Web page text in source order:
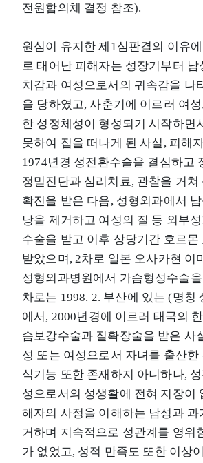
전원합의체 결정 참조).
원심이 유지한 제1심판결의 이유
로 태어난 피해자는 성장기부터 남
치감과 여성으로서의 귀속감을 나
을 당하였고, 사춘기에 이르러 여
한 성정체성이 형성되기 시작하면
못하여 집을 떠나게 된 사실, 피해
1974년경 성전환수술을 결심하고
정밀진단과 심리치료, 관찰을 거쳐
확진을 받은 다음, 성형외과에서
낭을 제거하고 여성의 질 등 외부
수술을 받고 이후 상당기간 호르몬
받았으며, 2차로 일본 오사카현 이
성형외과병원에서 가슴형성수술
차로는 1998. 2. 부산에 있는 (명칭
에서, 2000년경에 이르러 태국의
슴보강수술과 질확장술을 받은 사
성 또는 여성으로서 자녀를 출산한
식기능 또한 존재하지 아니하나,
성으로서의 성생활에 전혀 지장이
해자의 사정을 이해하는 남성과 과
거하며 지속적으로 성관계를 영위
가 없었고, 성적 만족도 또한 이상